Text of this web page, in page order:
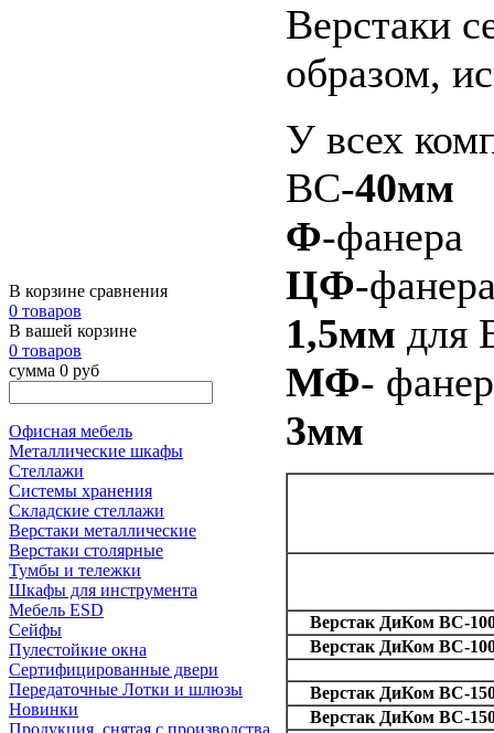
В корзине сравнения
0 товаров
В вашей корзине
0 товаров
сумма 0 руб
Офисная мебель
Металлические шкафы
Стеллажи
Системы хранения
Складские стеллажи
Верстаки металлические
Верстаки столярные
Тумбы и тележки
Шкафы для инструмента
Мебель ESD
Сейфы
Пулестойкие окна
Сертифицированные двери
Передаточные Лотки и шлюзы
Новинки
Продукция, снятая с производства
Верстаки
образом,
У всех
ВС-40мм
Ф-фанера
ЦФ-
1,5мм для
МФ-
3мм
Верстак ДиКом ВС-
Верстак ДиКом ВС-
Верстак ДиКом ВС-
Верстак ДиКом ВС-